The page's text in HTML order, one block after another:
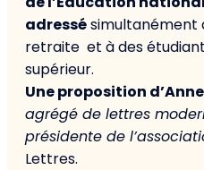
adressésimultanément
retraite et à des
supérieur.
Une proposition
agrégé de lettres
présidente de
Lettres.